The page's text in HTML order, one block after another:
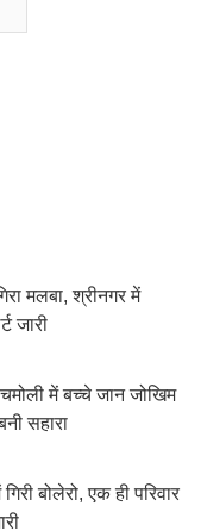
मलबा, श्रीनगर में
जारी
चमोली में बच्चे जान जोखिम
सहारा
बोलेरो, एक ही परिवार